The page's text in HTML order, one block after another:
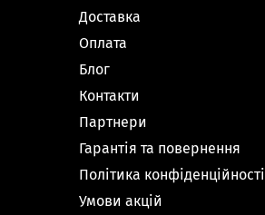
Доставка
Оплата
Блог
Контакти
Партнери
Гарантія та повернення
Політика конфіденційності
Умови акцій